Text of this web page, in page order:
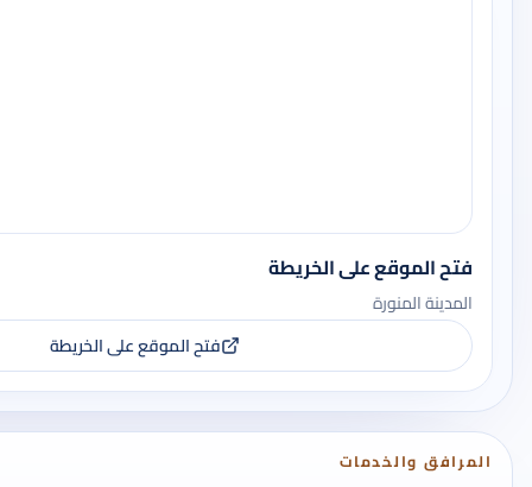
فتح الموقع على الخريطة
المدينة المنورة
فتح الموقع على الخريطة
المرافق والخدمات